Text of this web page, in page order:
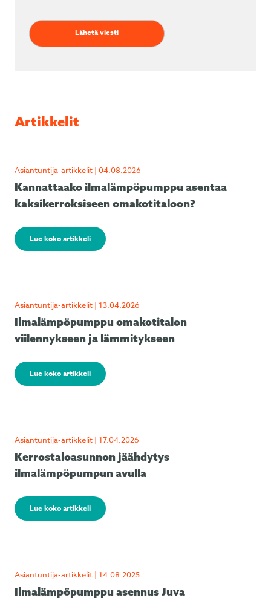
Artikkelit
Asiantuntija-artikkelit | 04.08.2026
Kannattaako ilmalämpöpumppu asentaa
kaksikerroksiseen omakotitaloon?
Lue koko artikkeli
Asiantuntija-artikkelit | 13.04.2026
Ilmalämpöpumppu omakotitalon
viilennykseen ja lämmitykseen
Lue koko artikkeli
Asiantuntija-artikkelit | 17.04.2026
Kerrostaloasunnon jäähdytys
ilmalämpöpumpun avulla
Lue koko artikkeli
Asiantuntija-artikkelit | 14.08.2025
Ilmalämpöpumppu asennus Juva